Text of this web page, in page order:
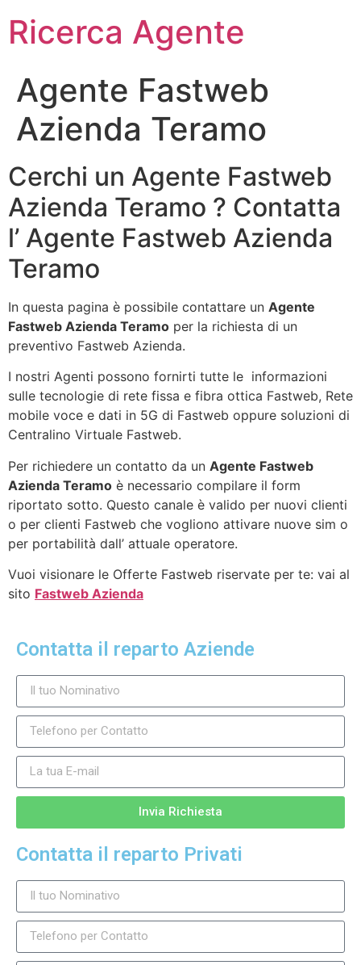
Ricerca Agente
Agente Fastweb
Azienda Teramo
Cerchi un Agente Fastweb
Azienda Teramo ? Contatta
l’ Agente Fastweb Azienda
Teramo
In questa pagina è possibile contattare un Agente
Fastweb Azienda Teramo per la richiesta di un
preventivo Fastweb Azienda.
I nostri Agenti possono fornirti tutte le informazioni
sulle tecnologie di rete fissa e fibra ottica Fastweb, Rete
mobile voce e dati in 5G di Fastweb oppure soluzioni di
Centralino Virtuale Fastweb.
Per richiedere un contatto da un Agente Fastweb
Azienda Teramo è necessario compilare il form
riportato sotto. Questo canale è valido per nuovi clienti
o per clienti Fastweb che vogliono attivare nuove sim o
per portabilità dall’ attuale operatore.
Vuoi visionare le Offerte Fastweb riservate per te: vai al
sito Fastweb Azienda
Contatta il reparto Aziende
Invia Richiesta
Contatta il reparto Privati